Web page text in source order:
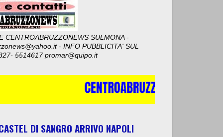
CENTROABRUZZONEWS SULMONA -
- INFO PUBBLICITA' SUL
5514617 promar@quipo.it
DI SANGRO ARRIVO NAPOLI